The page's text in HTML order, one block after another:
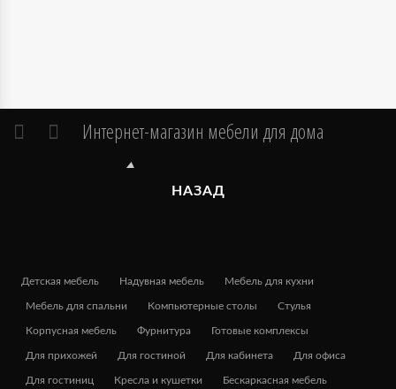
Интернет-магазин мебели для дома
НАЗАД
Детская мебель Надувная мебель Мебель для кухни
Мебель для спальни Компьютерные столы Стулья
Корпусная мебель Фурнитура Готовые комплексы
Для прихожей Для гостиной Для кабинета Для офиса
Для гостиниц Кресла и кушетки Бескаркасная мебель